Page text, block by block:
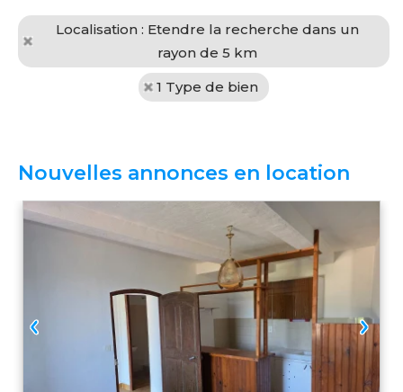
Localisation : Etendre la recherche dans un
rayon de 5 km
1 Type de bien
Nouvelles annonces en location